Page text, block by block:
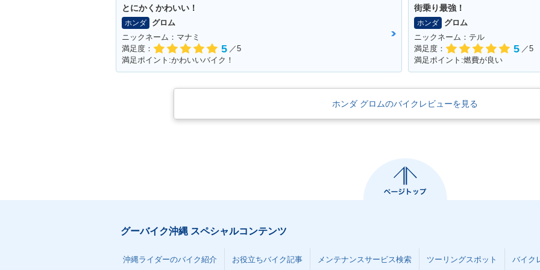
とにかくかわいい！
ホンダ
グロム
ニックネーム：マナミ
満足度：
5 ／5
満足ポイント:かわいいバイク！
街乗り最強！
ホンダ
グロム
ニックネーム：テル
満足度：
5 ／5
満足ポイント:燃費が良い
ホンダ グロムのバイクレビューを見る
グーバイク沖縄 スペシャルコンテンツ
沖縄ライダーのバイク紹介 お役立ちバイク記事 メンテナンスサービス検索 ツーリングスポット バイク